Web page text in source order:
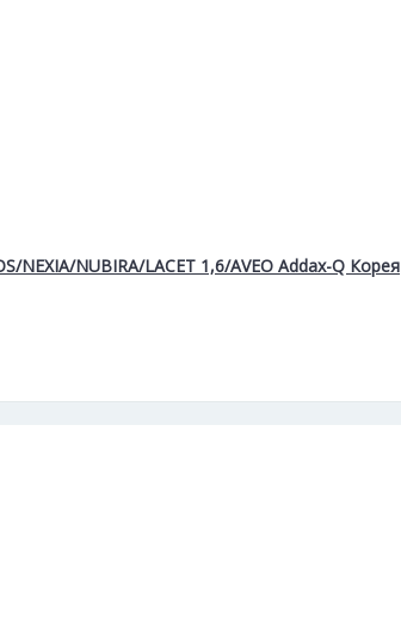
NEXIA/NUBIRA/LACET 1,6/AVEO Addax-Q Корея